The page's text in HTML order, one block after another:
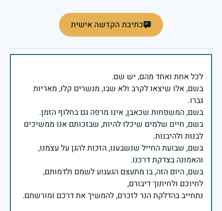
כתיבת הקדשה אישית
בשם, אלו שיצאו לקרב ולא שבו, מנשרים קלו, מאריות
בשם, חיים שלמים שיכלו להיות, שבזכותם אנו ממשיכים
בשם, שבועת החייל שנשבענו, הזכות להגן על עצמנו,
בשם, היום הזה, בו מתעצם הגעגוע לשמם ולדמותם,
נתחייב בהדלקת הנר לזכרם, להמשיך את דרכם ומורשתם.